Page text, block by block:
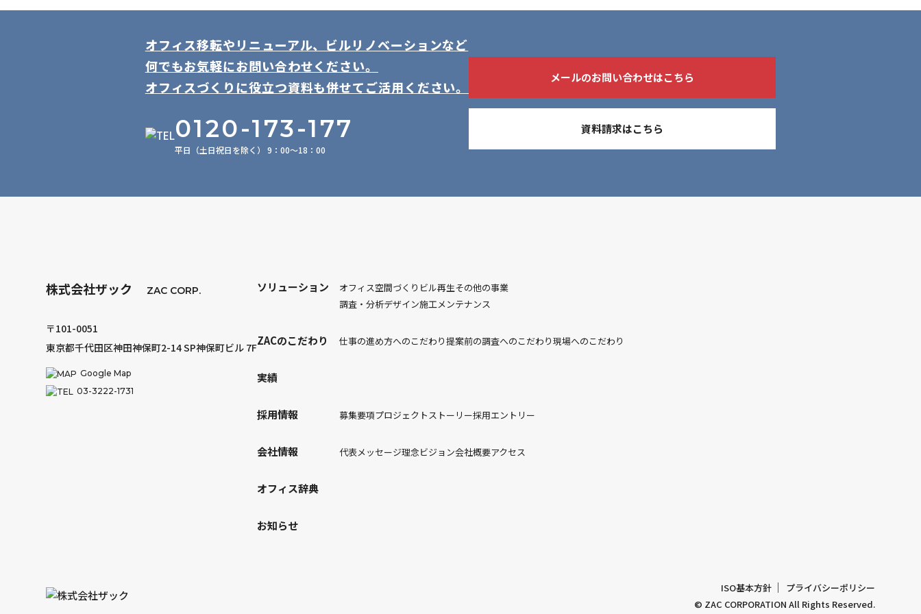
オフィス移転やリニューアル、ビルリノベーションなど
何でもお気軽にお問い合わせください。
オフィスづくりに役立つ資料も併せてご活用ください。
0120-173-177
平日（土日祝日を除く） 9：00～18：00
メールのお問い合わせはこちら
資料請求はこちら
株式会社ザック ZAC CORP.
〒101-0051
東京都千代田区神田神保町2-14 SP神保町ビル 7F
Google Map
03-3222-1731
ソリューション オフィス空間づくり ビル再生その他の事業
調査・分析デザイン施工 メンテナンス
ZACのこだわり 仕事の進め方へのこだわり提案前の調査へのこだわり現場へのこだわり
実績
採用情報 募集要項プロジェクトストーリー採用エントリー
会社情報 代表メッセージ理念ビジョン会社概要アクセス
オフィス辞典
お知らせ
ISO基本方針
プライバシーポリシー
© ZAC CORPORATION All Rights Reserved.